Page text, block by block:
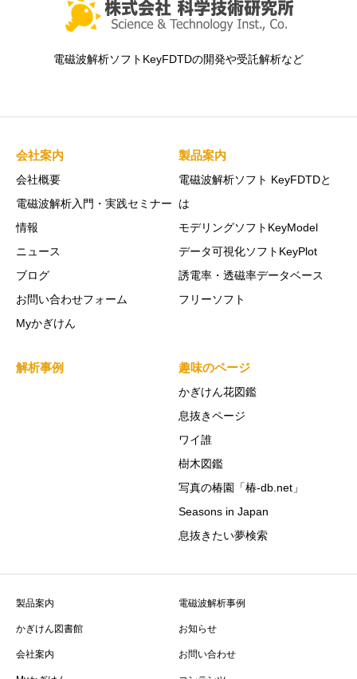
電磁波解析ソフトKeyFDTDの開発や受託解析など
会社案内
会社概要
電磁波解析入門・実践セミナー
情報
ニュース
ブログ
お問い合わせフォーム
Myかぎけん
製品案内
電磁波解析ソフト KeyFDTDと
は
モデリングソフトKeyModel
データ可視化ソフトKeyPlot
誘電率・透磁率データベース
フリーソフト
解析事例 趣味のページ
かぎけん花図鑑
息抜きページ
ワイ誰
樹木図鑑
写真の椿園「椿-db.net」
Seasons in Japan
息抜きたい夢検索
製品案内 電磁波解析事例
かぎけん図書館 お知らせ
会社案内 お問い合わせ